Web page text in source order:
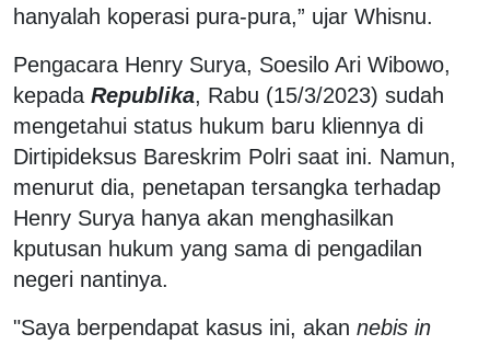
hanyalah koperasi pura-pura,” ujar Whisnu.
Pengacara Henry Surya, Soesilo Ari Wibowo,
kepada Republika, Rabu (15/3/2023) sudah
mengetahui status hukum baru kliennya di
Dirtipideksus Bareskrim Polri saat ini. Namun,
menurut dia, penetapan tersangka terhadap
Henry Surya hanya akan menghasilkan
kputusan hukum yang sama di pengadilan
negeri nantinya.
"Saya berpendapat kasus ini, akan nebis in